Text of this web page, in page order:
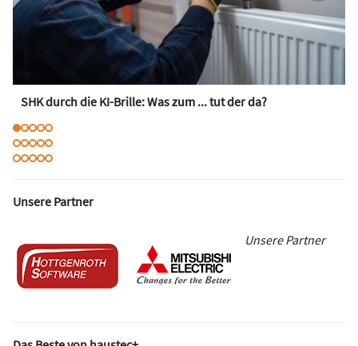
SHK durch die KI-Brille: Was zum ... tut der da?
Unsere Partner
Unsere Partner